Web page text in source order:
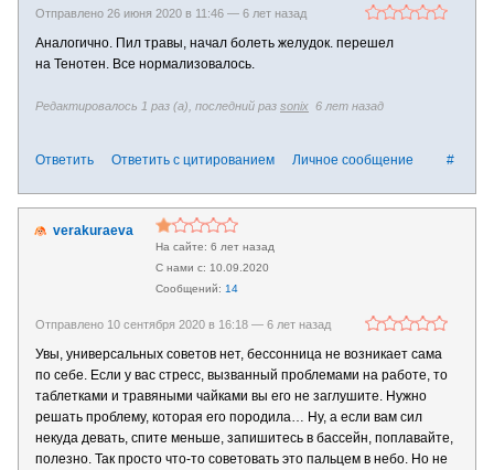
Отправлено 26 июня 2020 в 11:46 — 6 лет назад
Аналогично. Пил травы, начал болеть желудок. перешел
на Тенотен. Все нормализовалось.
Редактировалось 1 раз (а), последний раз sonix 6 лет назад
#
Ответить Ответить с цитированием Личное сообщение
verakuraeva
6 лет назад
10.09.2020
14
Отправлено 10 сентября 2020 в 16:18 — 6 лет назад
Увы, универсальных советов нет, бессонница не возникает сама
по себе. Если у вас стресс, вызванный проблемами на работе, то
таблетками и травяными чайками вы его не заглушите. Нужно
решать проблему, которая его породила… Ну, а если вам сил
некуда девать, спите меньше, запишитесь в бассейн, поплавайте,
полезно. Так просто что-то советовать это пальцем в небо. Но не